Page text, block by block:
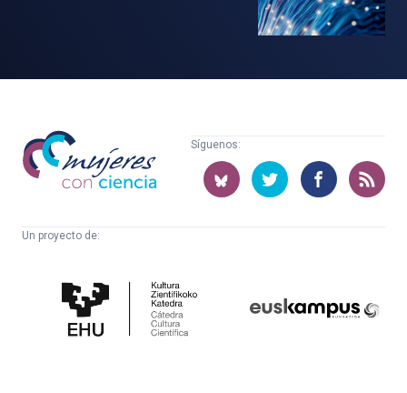
Mujeres
con
ciencia
Síguenos:
Un proyecto de:
Cultura
Científica